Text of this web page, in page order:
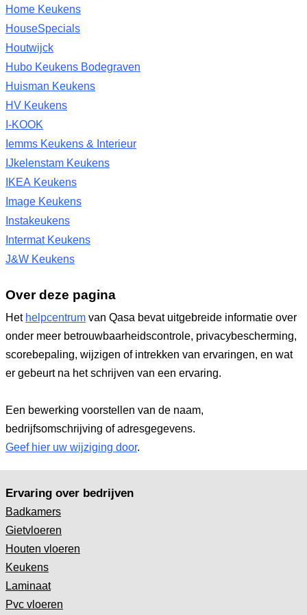
Home Keukens
HouseSpecials
Houtwijck
Hubo Keukens Bodegraven
Huisman Keukens
HV Keukens
I-KOOK
Iemms Keukens & Interieur
IJkelenstam Keukens
IKEA Keukens
Image Keukens
Instakeukens
Intermat Keukens
J&W Keukens
Over deze pagina
Het helpcentrum van Qasa bevat uitgebreide informatie over
onder meer betrouwbaarheidscontrole, privacybescherming,
scorebepaling, wijzigen of intrekken van ervaringen, en wat
er gebeurt na het schrijven van een ervaring.
Een bewerking voorstellen van de naam,
bedrijfsomschrijving of adresgegevens.
Geef hier uw wijziging door.
Ervaring over bedrijven
Badkamers
Gietvloeren
Houten vloeren
Keukens
Laminaat
Pvc vloeren